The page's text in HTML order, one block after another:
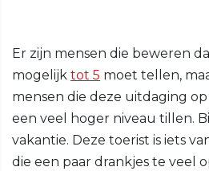
Er zijn mensen die beweren
mogelijk tot 5 moet tellen,
mensen die deze uitdaging op
een veel hoger niveau tillen.
vakantie. Deze toerist is iets
die een paar drankjes te veel